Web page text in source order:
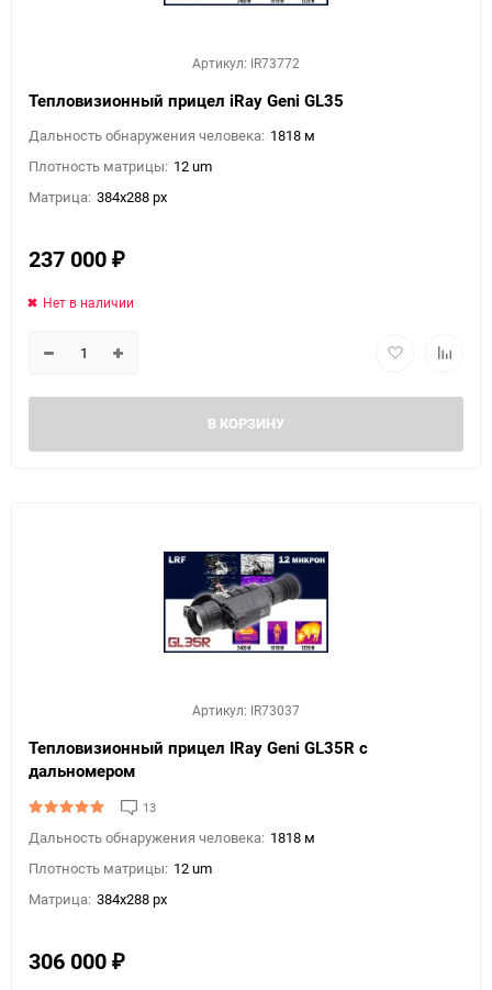
Артикул: IR73772
Тепловизионный прицел iRay Geni GL35
Дальность обнаружения человека: 1818 м
Плотность матрицы: 12 um
Матрица: 384x288 px
237 000 ₽
Нет в наличии
В КОРЗИНУ
Артикул: IR73037
Тепловизионный прицел IRay Geni GL35R с
дальномером
13
Дальность обнаружения человека: 1818 м
Плотность матрицы: 12 um
Матрица: 384x288 px
306 000 ₽